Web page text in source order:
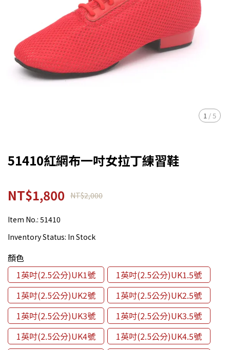
1 /5
51410紅網布一吋女拉丁練習鞋
NT$1,800 NT$2,000
Item No.: 51410
Inventory Status: In Stock
顏色
1英吋(2.5公分)UK1號
1英吋(2.5公分)UK1.5號
1英吋(2.5公分)UK2號
1英吋(2.5公分)UK2.5號
1英吋(2.5公分)UK3號
1英吋(2.5公分)UK3.5號
1英吋(2.5公分)UK4號
1英吋(2.5公分)UK4.5號